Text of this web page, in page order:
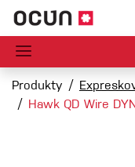
Produkty
Hawk QD Wire